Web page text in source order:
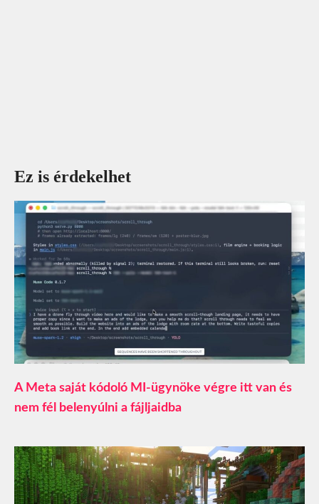
Ez is érdekelhet
A Meta saját kódoló MI-ügynöke végre itt van és
nem fél belenyúlni a fájljaidba